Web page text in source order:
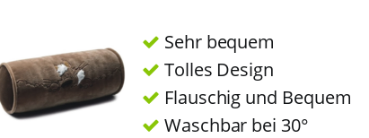
Sehr bequem
Tolles Design
Flauschig und Bequem
Waschbar bei 30°